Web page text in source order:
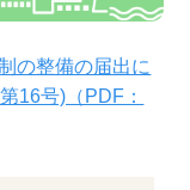
の整備の届出に
16号)（PDF：